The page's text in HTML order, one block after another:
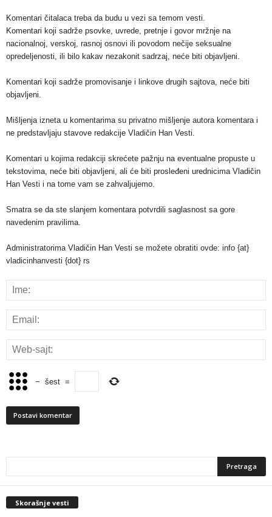
Komentari čitalaca treba da budu u vezi sa temom vesti.
Komentari koji sadrže psovke, uvrede, pretnje i govor mržnje na
nacionalnoj, verskoj, rasnoj osnovi ili povodom nečije seksualne
opredeljenosti, ili bilo kakav nezakonit sadrzaj, neće biti objavljeni.
Komentari koji sadrže promovisanje i linkove drugih sajtova, neće biti
objavljeni.
Mišljenja izneta u komentarima su privatno mišljenje autora komentara i
ne predstavljaju stavove redakcije Vladičin Han Vesti.
Komentari u kojima redakciji skrećete pažnju na eventualne propuste u
tekstovima, neće biti objavljeni, ali će biti prosleđeni urednicima Vladičin
Han Vesti i na tome vam se zahvaljujemo.
Smatra se da ste slanjem komentara potvrdili saglasnost sa gore
navedenim pravilima.
Administratorima Vladičin Han Vesti se možete obratiti ovde: info {at}
vladicinhanvesti {dot} rs
− šest =
Skorašnje vesti